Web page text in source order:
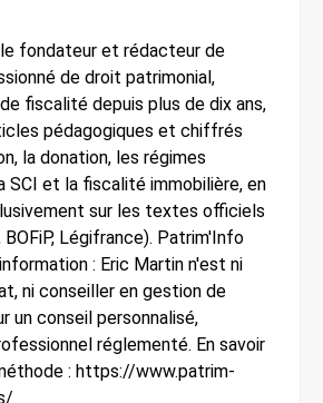
fondateur et rédacteur de
de droit patrimonial,
fiscalité depuis plus de dix ans,
pédagogiques et chiffrés
la donation, les régimes
SCI et la fiscalité immobilière, en
sur les textes officiels
BOFiP, Légifrance). Patrim'Info
: Eric Martin n'est ni
ni conseiller en gestion de
un conseil personnalisé,
réglementé. En savoir
: https://www.patrim-